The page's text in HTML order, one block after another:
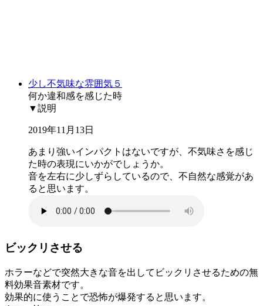
少し不気味な雰囲気５
何か違和感を感じた時
▼説明
2019年11月13日
あまり強いインパクトはないですが、不気味さを感じ
た時の表現にいかがでしょうか。
音を左右に少しずらしているので、不自然な感覚があ
ると思います。
ビックリさせる
ホラーなどで突然大きな音を出してビックリさせるための無
料効果音素材です。
効果的に使うことで恐怖が爆発すると思います。